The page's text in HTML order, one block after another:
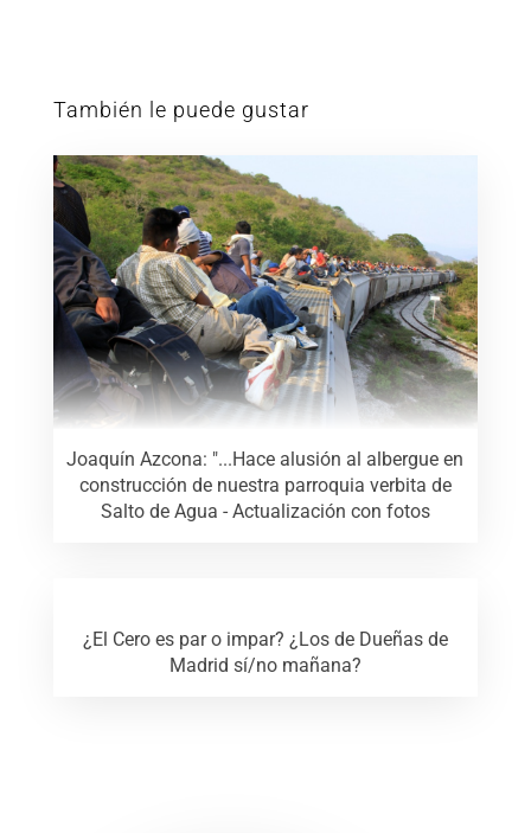
También le puede gustar
Joaquín Azcona: "...Hace alusión al albergue en
construcción de nuestra parroquia verbita de
Salto de Agua - Actualización con fotos
¿El Cero es par o impar? ¿Los de Dueñas de
Madrid sí/no mañana?